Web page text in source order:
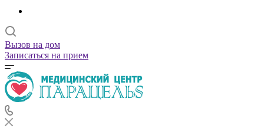
Вызов на дом
Записаться на прием